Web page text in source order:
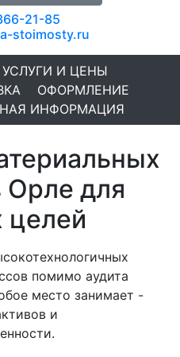
21-85
stoimosty.ru
УСЛУГИ И ЦЕНЫ
ОФОРМЛЕНИЕ
ИНФОРМАЦИЯ
Орле для
помимо аудита
место занимает -
и